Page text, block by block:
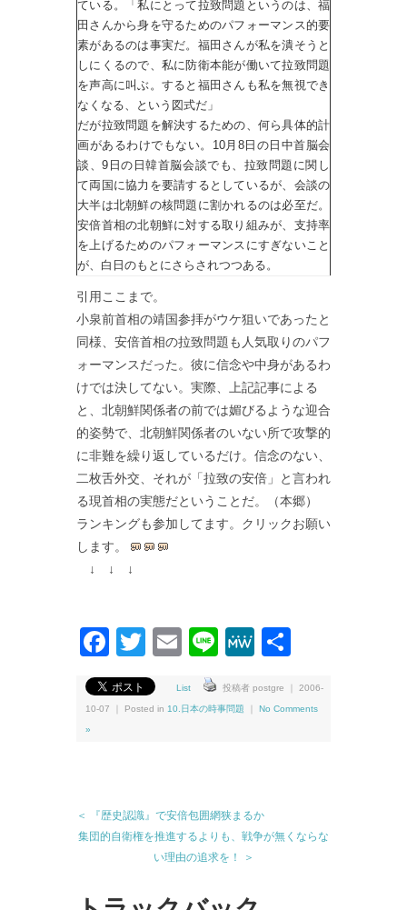
ている。「私にとって拉致問題というのは、福
田さんから身を守るためのパフォーマンス的要
素があるのは事実だ。福田さんが私を潰そうと
しにくるので、私に防衛本能が働いて拉致問題
を声高に叫ぶ。すると福田さんも私を無視でき
なくなる、という図式だ」
だが拉致問題を解決するための、何ら具体的計
画があるわけでもない。10月8日の日中首脳会
談、9日の日韓首脳会談でも、拉致問題に関し
て両国に協力を要請するとしているが、会談の
大半は北朝鮮の核問題に割かれるのは必至だ。
安倍首相の北朝鮮に対する取り組みが、支持率
を上げるためのパフォーマンスにすぎないこと
が、白日のもとにさらされつつある。
引用ここまで。
小泉前首相の靖国参拝がウケ狙いであったと
同様、安倍首相の拉致問題も人気取りのパフ
ォーマンスだった。彼に信念や中身があるわ
けでは決してない。実際、上記記事による
と、北朝鮮関係者の前では媚びるような迎合
的姿勢で、北朝鮮関係者のいない所で攻撃的
に非難を繰り返しているだけ。信念のない、
二枚舌外交、それが「拉致の安倍」と言われ
る現首相の実態だということだ。（本郷）
ランキングも参加してます。クリックお願い
します。
↓ ↓ ↓
Facebook
Twitter
EmailLineMeWe
List 投稿者 postgre ｜ 2006-
10-07 ｜ Posted in 10.日本の時事問題 No Comments
»
＜ 『歴史認識』で安倍包囲網狭まるか
集団的自衛権を推進するよりも、戦争が無くならな
い理由の追求を！ ＞